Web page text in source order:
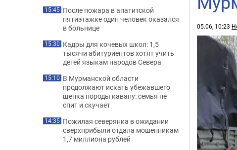
05.06, 10:23
15:45 После пожара в апатитской
пятиэтажке один человек оказался
в больнице
15:30 Кадры для кочевых школ: 1,5
тысячи абитуриентов хотят учить
детей языкам народов Севера
15:10 В Мурманской области
продолжают искать убежавшего
щенка породы кавапу: семья не
спит и скучает
14:35 Пожилая северянка в ожидании
сверхприбыли отдала мошенникам
1,7 миллиона рублей